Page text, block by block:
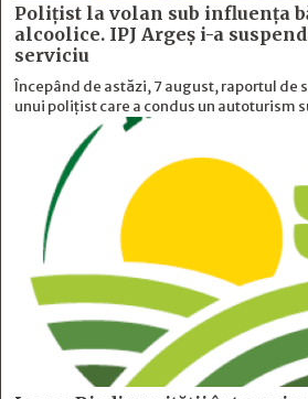
Polițist la volan sub influența
alcoolice. IPJ Argeș i-a
serviciu
Începând de astăzi, 7 august, raportul de
unui polițist care a condus un autoturism